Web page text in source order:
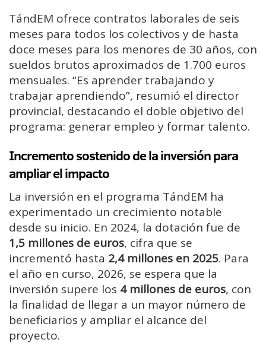
TándEM ofrece contratos laborales de seis
meses para todos los colectivos y de hasta
doce meses para los menores de 30 años, con
sueldos brutos aproximados de 1.700 euros
mensuales. “Es aprender trabajando y
trabajar aprendiendo”, resumió el director
provincial, destacando el doble objetivo del
programa: generar empleo y formar talento.
Incremento sostenido de la inversión para
ampliar el impacto
La inversión en el programa TándEM ha
experimentado un crecimiento notable
desde su inicio. En 2024, la dotación fue de
1,5 millones de euros, cifra que se
incrementó hasta 2,4 millones en 2025. Para
el año en curso, 2026, se espera que la
inversión supere los 4 millones de euros, con
la finalidad de llegar a un mayor número de
beneficiarios y ampliar el alcance del
proyecto.